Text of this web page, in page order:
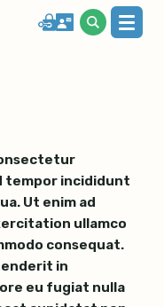
tempor incididunt
Ut enim ad
ullamco
consequat.
in
eu fugiat nulla